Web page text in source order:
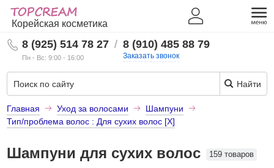
Корейская косметика
8 (925) 514 78 27
Пн - Вс: 9:00 - 16:00
/ 8 (910) 485 88 79
Заказать звонок
Найти
Главная Уход за волосами
Шампуни
Тип/проблема волос : Для сухих волос [X]
Шампуни для сухих волос 159 товаров